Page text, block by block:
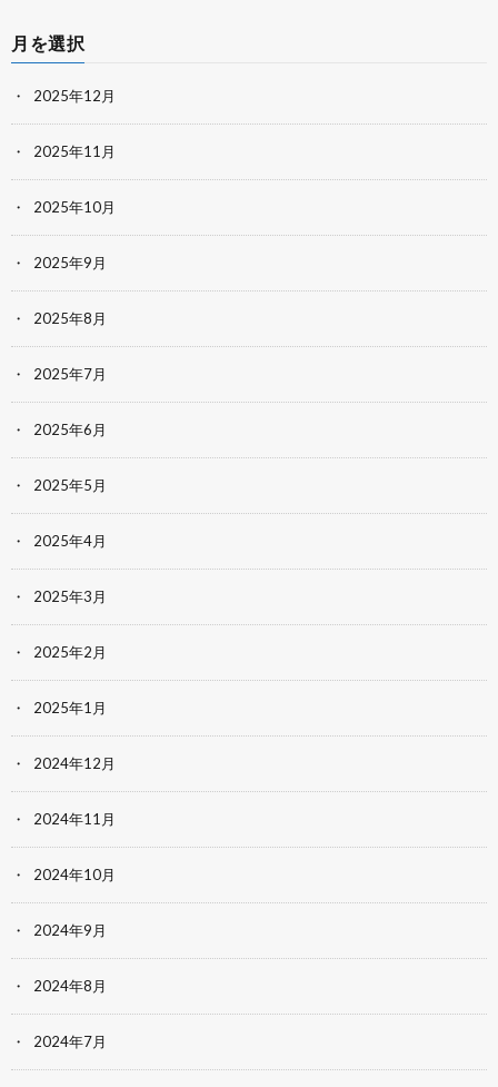
月を選択
2025年12月
2025年11月
2025年10月
2025年9月
2025年8月
2025年7月
2025年6月
2025年5月
2025年4月
2025年3月
2025年2月
2025年1月
2024年12月
2024年11月
2024年10月
2024年9月
2024年8月
2024年7月